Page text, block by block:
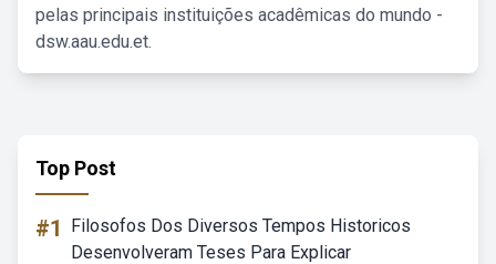
pelas principais instituições acadêmicas do mundo -
dsw.aau.edu.et.
Top Post
#1
Filosofos Dos Diversos Tempos Historicos
Desenvolveram Teses Para Explicar